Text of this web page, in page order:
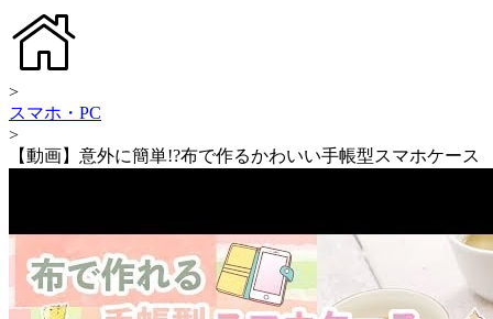
>
スマホ・PC
>
【動画】意外に簡単!?布で作るかわいい手帳型スマホケース